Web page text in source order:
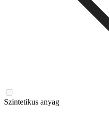
Szintetikus anyag